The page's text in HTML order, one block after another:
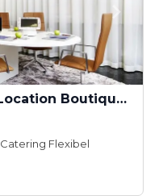
Das Innsbruck**** MICE-Location Boutique Convention
Catering Flexibel